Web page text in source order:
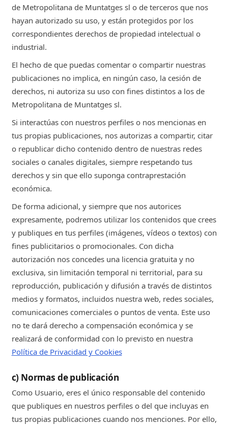
de Metropolitana de Muntatges sl o de terceros que nos
hayan autorizado su uso, y están protegidos por los
correspondientes derechos de propiedad intelectual o
industrial.
El hecho de que puedas comentar o compartir nuestras
publicaciones no implica, en ningún caso, la cesión de
derechos, ni autoriza su uso con fines distintos a los de
Metropolitana de Muntatges sl.
Si interactúas con nuestros perfiles o nos mencionas en
tus propias publicaciones, nos autorizas a compartir, citar
o republicar dicho contenido dentro de nuestras redes
sociales o canales digitales, siempre respetando tus
derechos y sin que ello suponga contraprestación
económica.
De forma adicional, y siempre que nos autorices
expresamente, podremos utilizar los contenidos que crees
y publiques en tus perfiles (imágenes, vídeos o textos) con
fines publicitarios o promocionales. Con dicha
autorización nos concedes una licencia gratuita y no
exclusiva, sin limitación temporal ni territorial, para su
reproducción, publicación y difusión a través de distintos
medios y formatos, incluidos nuestra web, redes sociales,
comunicaciones comerciales o puntos de venta. Este uso
no te dará derecho a compensación económica y se
realizará de conformidad con lo previsto en nuestra
Política de Privacidad y Cookies
c) Normas de publicación
Como Usuario, eres el único responsable del contenido
que publiques en nuestros perfiles o del que incluyas en
tus propias publicaciones cuando nos menciones. Por ello,